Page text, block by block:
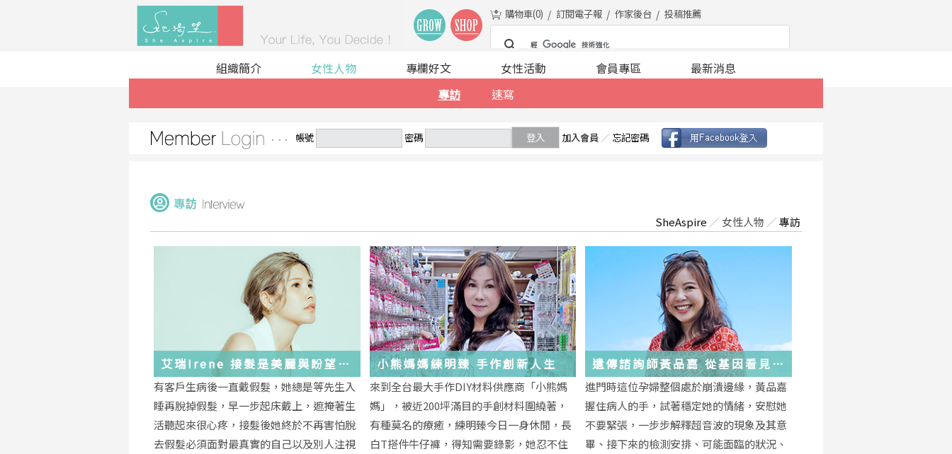
購物車(0) 訂閱電子報 作家後台 投稿推薦
組織簡介
女性人物
專訪
速寫
專欄好文 女性活動 會員專區 最新消息
帳號 密碼 登入 加入會員 ／ 忘記密碼
SheAspire ／ 女性人物 ／專訪
艾瑞Irene 接髮是美麗與盼望的
化身
有客戶生病後一直戴假髮，她總是等先生入
睡再脫掉假髮，早一步起床戴上，遮掩著生
活聽起來很心疼，接髮後她終於不再害怕脫
去假髮必須面對最真實的自己以及別人注視
小熊媽媽練明臻 手作創新人生
來到全台最大手作DIY材料供應商「小熊媽
媽」，被近200坪滿目的手創材料圍繞著，
有種莫名的療癒，練明臻今日一身休閒，長
白T搭件牛仔褲，得知需要錄影，她忍不住
遺傳諮詢師黃品嘉 從基因看見
未來
進門時這位孕婦整個處於崩潰邊緣，黃品嘉
握住病人的手，試著穩定她的情緒，安慰她
不要緊張，一步步解釋超音波的現象及其意
畢、接下來的檢測安排、可能面臨的狀況、